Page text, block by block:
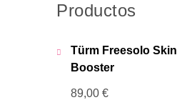
Productos
Türm Freesolo Skin
Booster
89,00 €